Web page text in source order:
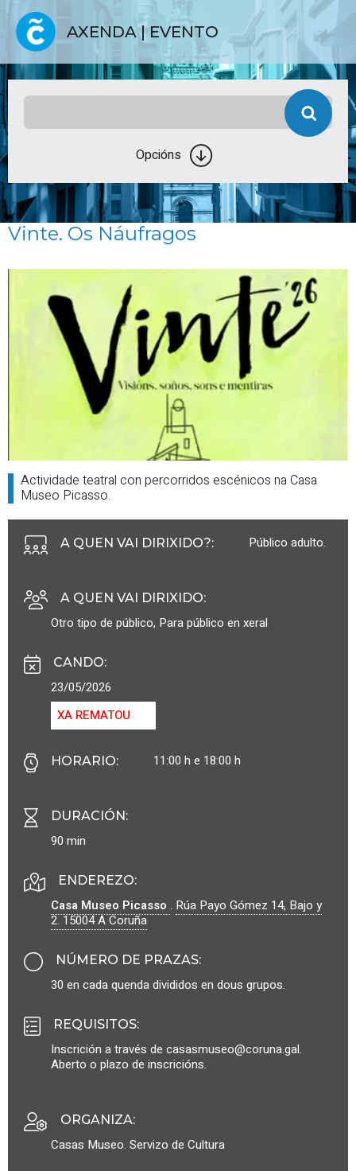
AXENDA | EVENTO
Opcións
Vinte. Os Náufragos
Actividade teatral con percorridos escénicos na Casa
Museo Picasso.
A QUEN VAI DIRIXIDO?: Público adulto.
A QUEN VAI DIRIXIDO:
Otro tipo de público, Para público en xeral
CANDO:
23/05/2026
XA REMATOU
HORARIO: 11:00 h e 18:00 h
DURACIÓN:
90 min
ENDEREZO:
Casa Museo Picasso . Rúa Payo Gómez 14, Bajo y
2.15004A Coruña
NÚMERO DE PRAZAS:
30 en cada quenda divididos en dous grupos.
REQUISITOS:
Inscrición a través de casasmuseo@coruna.gal.
Aberto o plazo de inscricións.
ORGANIZA:
Casas Museo. Servizo de Cultura